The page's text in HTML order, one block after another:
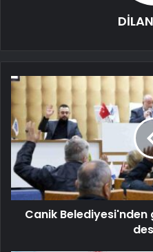
Canik Belediyesi'nden